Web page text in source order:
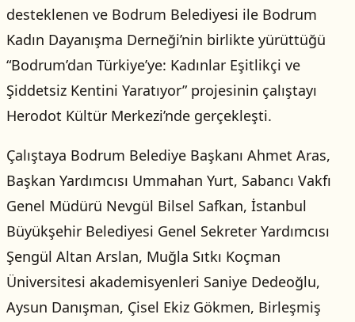
desteklenen ve Bodrum Belediyesi ile Bodrum
Kadın Dayanışma Derneği’nin birlikte yürüttüğü
“Bodrum’dan Türkiye’ye: Kadınlar Eşitlikçi ve
Şiddetsiz Kentini Yaratıyor” projesinin çalıştayı
Herodot Kültür Merkezi’nde gerçekleşti.
Çalıştaya Bodrum Belediye Başkanı Ahmet Aras,
Başkan Yardımcısı Ummahan Yurt, Sabancı Vakfı
Genel Müdürü Nevgül Bilsel Safkan, İstanbul
Büyükşehir Belediyesi Genel Sekreter Yardımcısı
Şengül Altan Arslan, Muğla Sıtkı Koçman
Üniversitesi akademisyenleri Saniye Dedeoğlu,
Aysun Danışman, Çisel Ekiz Gökmen, Birleşmiş